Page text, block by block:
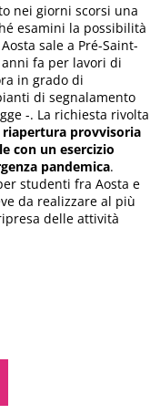
nei giorni scorsi una
esamini la possibilità
sale a Pré-Saint-
fa per lavori di
in grado di
di segnalamento
-. La richiesta rivolta
provvisoria
con un esercizio
pandemica.
studenti fra Aosta e
da realizzare al più
delle attività